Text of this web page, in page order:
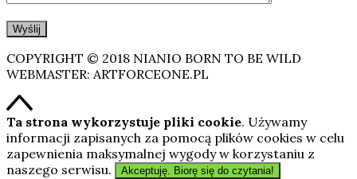
COPYRIGHT © 2018 NIANIO BORN TO BE WILD
WEBMASTER: ARTFORCEONE.PL
Ta strona wykorzystuje pliki cookie. Używamy
informacji zapisanych za pomocą plików cookies w celu
zapewnienia maksymalnej wygody w korzystaniu z
naszego serwisu.
Akceptuję. Biorę się do czytania!